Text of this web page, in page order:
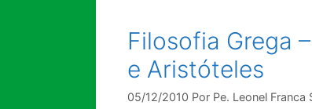
Filosofia Grega
e Aristóteles
05/12/2010 Por Pe. Leonel Franca